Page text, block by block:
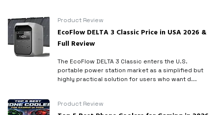
Product Review
EcoFlow DELTA 3 Classic Price in USA 2026 &
Full Review
The EcoFlow DELTA 3 Classic enters the U.S.
portable power station market as a simplified but
highly practical solution for users who want d...
Product Review